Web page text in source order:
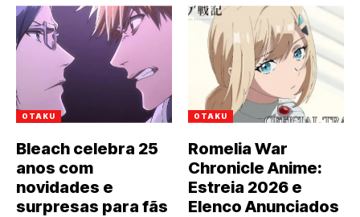
OTAKU
Bleach celebra 25
anos com
novidades e
surpresas para fãs
OTAKU
Romelia War
Chronicle Anime:
Estreia 2026 e
Elenco Anunciados